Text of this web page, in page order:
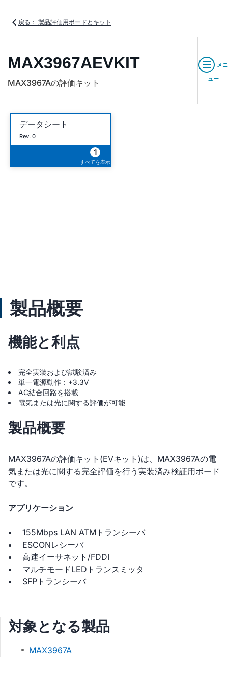
戻る： 製品評価用ボードとキット
MAX3967AEVKIT
MAX3967Aの評価キット
メニ
ュー
データシート
Rev. 0
1
すべてを表示
製品概要
機能と利点
完全実装および試験済み
単一電源動作：+3.3V
AC結合回路を搭載
電気または光に関する評価が可能
製品概要
MAX3967Aの評価キット(EVキット)は、MAX3967Aの電
気または光に関する完全評価を行う実装済み検証用ボード
です。
アプリケーション
155Mbps LAN ATMトランシーバ
ESCONレシーバ
高速イーサネット/FDDI
マルチモードLEDトランスミッタ
SFPトランシーバ
対象となる製品
MAX3967A